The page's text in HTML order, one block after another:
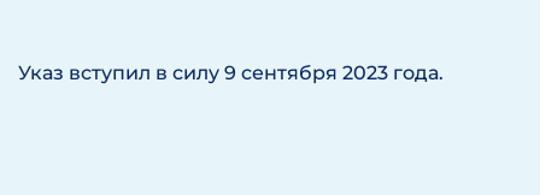
Указ вступил в силу 9 сентября 2023 года.